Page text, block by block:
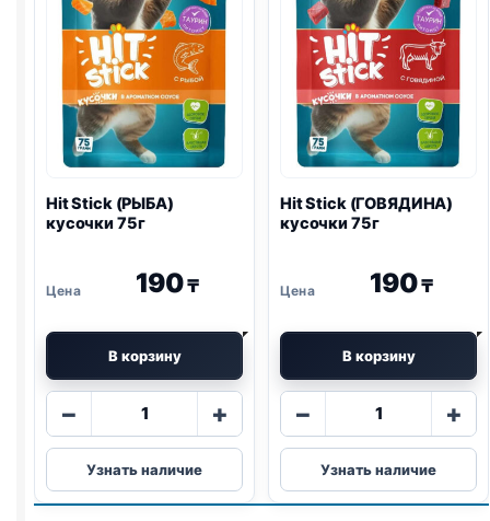
Hit Stick (РЫБА)
кусочки 75г
190₸
В корзину
−
Количество
Hit
Stick
(РЫБА)
+
Узнать наличие
Hit Stick (ГОВЯДИНА)
кусочки 75г
190₸
В корзину
−
Количество
Hit
Stick
(ГОВЯДИНА)
+
Узнать наличие